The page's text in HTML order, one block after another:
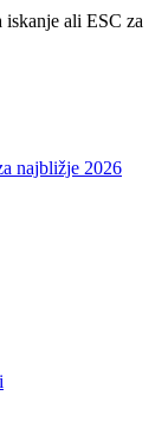
iskanje ali ESC za
najbližje 2026